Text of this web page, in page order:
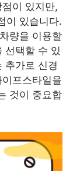
이 있지만,
이 있습니다.
량을 이용할
선택할 수 있
추가로 신경
프스타일을
것이 중요합